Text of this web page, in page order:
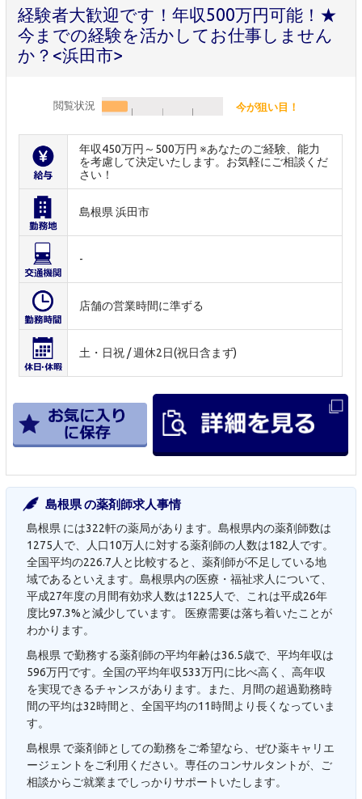
経験者大歓迎です！年収500万円可能！★
今までの経験を活かしてお仕事しません
か？<浜田市>
閲覧状況 今が狙い目！
年収450万円～500万円 ※あなたのご経験、能力
を考慮して決定いたします。お気軽にご相談くだ
さい！
島根県 浜田市
-
店舗の営業時間に準ずる
土・日祝 / 週休2日(祝日含まず)
島根県 の薬剤師求人事情
島根県 には322軒の薬局があります。島根県内の薬剤師数は
1275人で、人口10万人に対する薬剤師の人数は182人です。
全国平均の226.7人と比較すると、薬剤師が不足している地
域であるといえます。島根県内の医療・福祉求人について、
平成27年度の月間有効求人数は1225人で、これは平成26年
度比97.3%と減少しています。 医療需要は落ち着いたことが
わかります。
島根県 で勤務する薬剤師の平均年齢は36.5歳で、平均年収は
596万円です。全国の平均年収533万円に比べ高く、高年収
を実現できるチャンスがあります。また、月間の超過勤務時
間の平均は32時間と、全国平均の11時間より長くなっていま
す。
島根県 で薬剤師としての勤務をご希望なら、ぜひ薬キャリエ
ージェントをご利用ください。専任のコンサルタントが、ご
相談からご就業までしっかりサポートいたします。